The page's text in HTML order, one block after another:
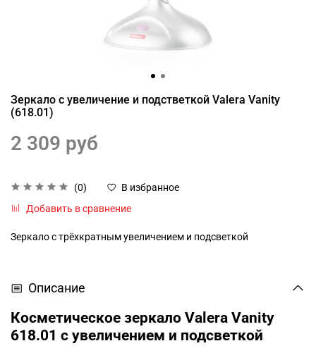
Зеркало с увеличение и подстветкой Valera Vanity
(618.01)
(0)
В избранное
Добавить в сравнение
2 309 руб
Зеркало с трёхкратным увеличением и подсветкой
Описание
Косметическое зеркало Valera Vanity
618.01 с увеличением и подсветкой